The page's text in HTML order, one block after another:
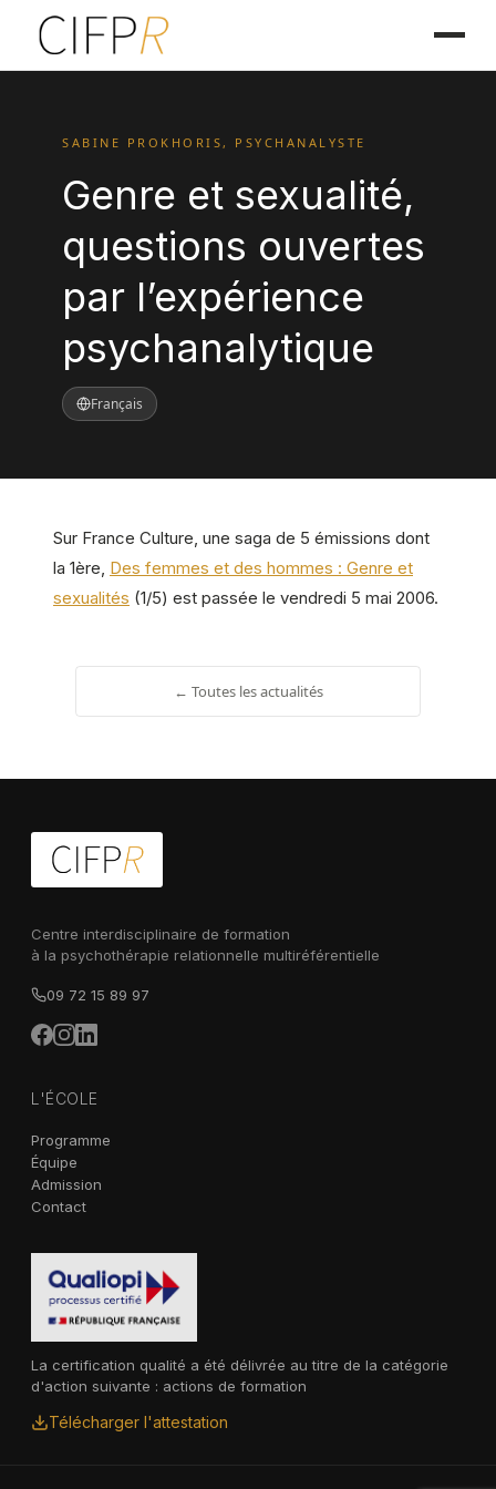
SABINE PROKHORIS, PSYCHANALYSTE
Genre et sexualité,
questions ouvertes
par l’expérience
psychanalytique
Français
Sur France Culture, une saga de 5 émissions dont
la 1ère, Des femmes et des hommes : Genre et
sexualités (1/5) est passée le vendredi 5 mai 2006.
← Toutes les actualités
Centre interdisciplinaire de formation
à la psychothérapie relationnelle multiréférentielle
09 72 15 89 97
L'ÉCOLE
Programme
Équipe
Admission
Contact
La certification qualité a été délivrée au titre de la catégorie
d'action suivante : actions de formation
Télécharger l'attestation